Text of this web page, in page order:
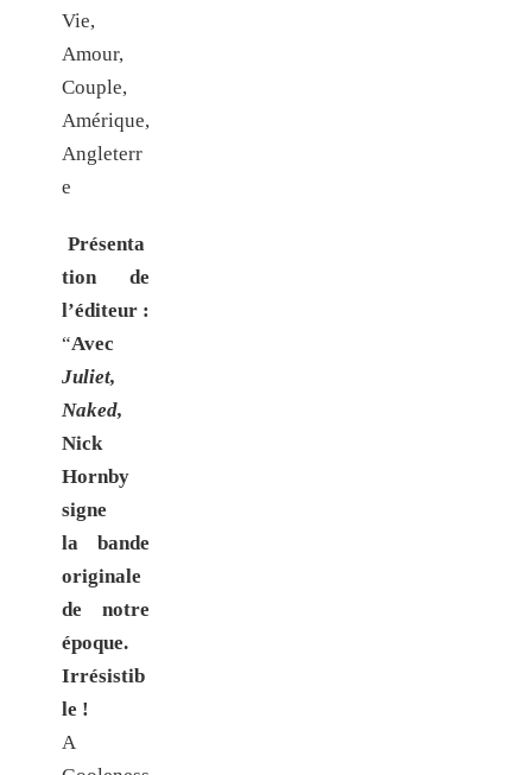
Vie,
Amour,
Couple,
Amérique,
Angleterr
e
Présenta
tion de
l’éditeur :
“Avec
Juliet,
Naked,
Nick
Hornby
signe
la bande
originale
de notre
époque.
Irrésistib
le !
A